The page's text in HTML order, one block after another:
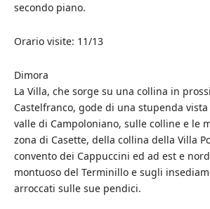
secondo piano.
Orario visite: 11/13
Dimora
La Villa, che sorge su una collina in
Castelfranco, gode di una stupenda
valle di Campoloniano, sulle colline e le
zona di Casette, della collina della Villa
convento dei Cappuccini ed ad est e
montuoso del Terminillo e sugli
arroccati sulle sue pendici.